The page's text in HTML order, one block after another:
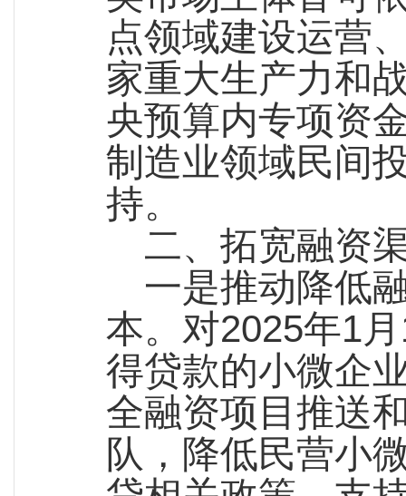
点领域建设运营
家重大生产力和
央预算内专项资
制造业领域民间
持。
二、拓宽融资
一是推动降低
本。对2025年1
得贷款的小微企
全融资项目推送
队，降低民营小